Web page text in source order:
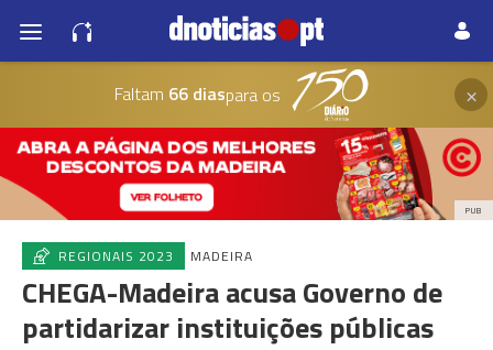
Faltam 66 diaspara os ×
PUB
REGIONAIS 2023 MADEIRA
CHEGA-Madeira acusa Governo de
partidarizar instituições públicas